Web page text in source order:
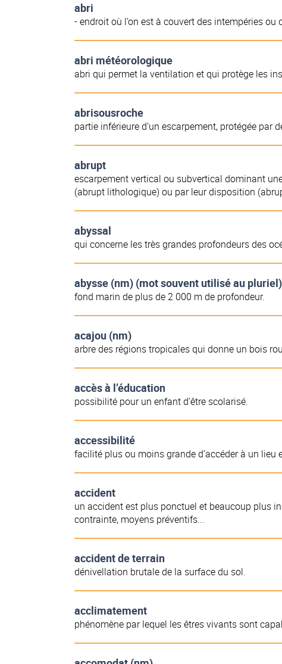
abri
- endroit où l’on est à couvert des intempéries
abri météorologique
abri qui permet la ventilation et qui protège les
abrisousroche
partie inférieure d’un escarpement, protégée
abrupt
escarpement vertical ou subvertical dominant
(abrupt lithologique) ou par leur disposition
abyssal
qui concerne les très grandes profondeurs des
abysse (nm) (mot souvent utilisé au pluriel)
fond marin de plus de 2 000 m de profondeur.
acajou (nm)
arbre des régions tropicales qui donne un bois
accès à l’éducation
possibilité pour un enfant d’être scolarisé.
accessibilité
facilité plus ou moins grande d’accéder à un
accident
un accident est plus ponctuel et beaucoup plus
contrainte, moyens préventifs...
accident de terrain
dénivellation brutale de la surface du sol.
acclimatement
phénomène par lequel les êtres vivants sont